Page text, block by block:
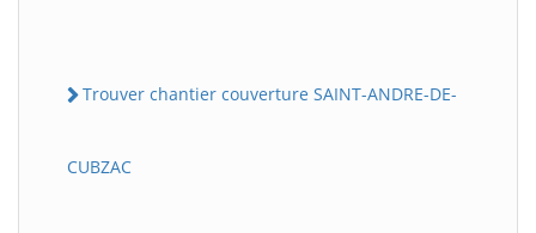
Trouver chantier couverture SAINT-ANDRE-DE-
CUBZAC